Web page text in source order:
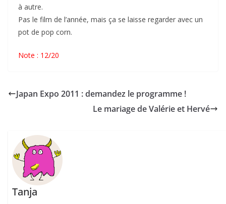
à autre.
Pas le film de l’année, mais ça se laisse regarder avec un
pot de pop corn.
Note : 12/20
Japan Expo 2011 : demandez le programme !
Le mariage de Valérie et Hervé
Tanja